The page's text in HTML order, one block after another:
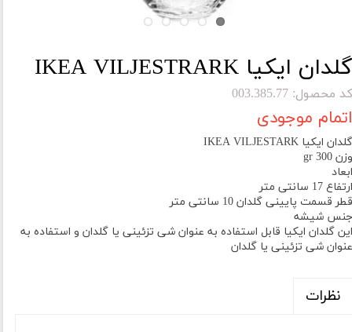
گلدان ایکیا IKEA VILJESTRARK
کد محصول: 003.385.77
اتمام موجودی
گلدان ایکیا IKEA VILJESTARK
وزن 300 gr
ابعاد
ارتفاع 17 سانتی متر
قطر قسمت پایینی گلدان 10 سانتی متر
جنس شیشه
این گلدان ایکیا قابل استفاده به عنوان شی تزئینی یا گلدان و استفاده به
عنوان شی تزئینی یا گلدان
نظرات